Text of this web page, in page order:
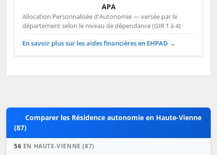
APA
Allocation Personnalisée d'Autonomie — versée par le
département selon le niveau de dépendance (GIR 1 à 4)
En savoir plus sur les aides financières en EHPAD →
Comparer les Résidence autonomie en Haute-Vienne
(87)
56 EN HAUTE-VIENNE (87)